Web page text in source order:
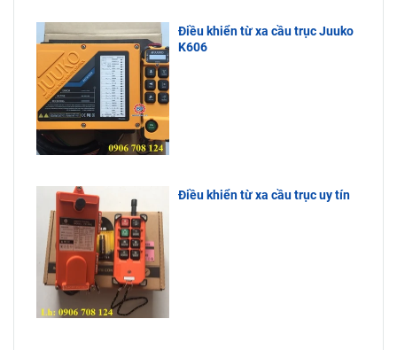
Điều khiển từ xa cầu trục Juuko
K606
Điều khiển từ xa cầu trục uy tín